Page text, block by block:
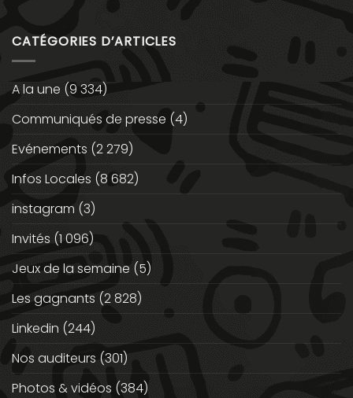
CATÉGORIES D’ARTICLES
A la une (9 334)
Communiqués de presse (4)
Evénements (2 279)
Infos Locales (8 682)
instagram (3)
Invités (1 096)
Jeux de la semaine (5)
Les gagnants (2 828)
Linkedin (244)
Nos auditeurs (301)
Photos & vidéos (384)